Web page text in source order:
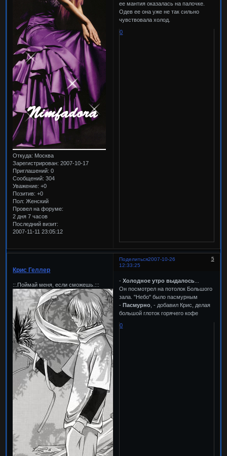
Откуда: Москва
Зарегистрирован: 2007-10-17
Приглашений: 0
Сообщений: 304
Уважение: +0
Позитив: +0
Пол: Женский
Провел на форуме:
2 дня 7 часов
Последний визит:
2007-11-11 23:05:12
ее мантия оказалась на палочке.
Одев ее она уже не так сильно
чувствовала холод.
0
Поделиться 5
2007-10-26
12:33:25
Крис Геллер
::.Поймай меня, если сможешь.:::
-Холодное утро выдалось
Он посмотрел на потолок Большого
зала. "Небо" было пасмурным
-Пасмурно , - добавил Крис, делая
большой глоток горячего кофе
0